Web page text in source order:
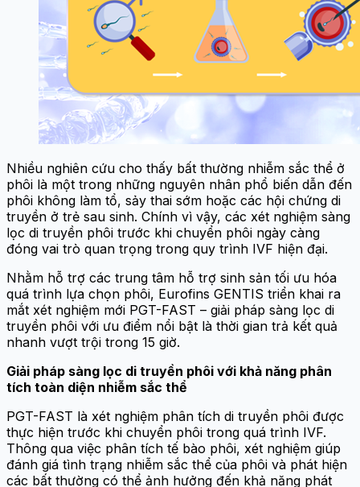
Nhiều nghiên cứu cho thấy bất thường nhiễm sắc thể ở
phôi là một trong những nguyên nhân phổ biến dẫn đến
phôi không làm tổ, sảy thai sớm hoặc các hội chứng di
truyền ở trẻ sau sinh. Chính vì vậy, các xét nghiệm sàng
lọc di truyền phôi trước khi chuyển phôi ngày càng
đóng vai trò quan trọng trong quy trình IVF hiện đại.
Nhằm hỗ trợ các trung tâm hỗ trợ sinh sản tối ưu hóa
quá trình lựa chọn phôi, Eurofins GENTIS triển khai ra
mắt xét nghiệm mới PGT-FAST – giải pháp sàng lọc di
truyền phôi với ưu điểm nổi bật là thời gian trả kết quả
nhanh vượt trội trong 15 giờ.
Giải pháp sàng lọc di truyền phôi với khả năng phân
tích toàn diện nhiễm sắc thể
PGT-FAST là xét nghiệm phân tích di truyền phôi được
thực hiện trước khi chuyển phôi trong quá trình IVF.
Thông qua việc phân tích tế bào phôi, xét nghiệm giúp
đánh giá tình trạng nhiễm sắc thể của phôi và phát hiện
các bất thường có thể ảnh hưởng đến khả năng phát